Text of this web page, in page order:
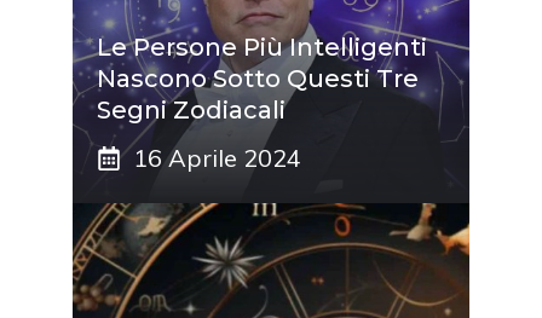
Le Persone Più Intelligenti
Nascono Sotto Questi Tre
Segni Zodiacali
16 Aprile 2024